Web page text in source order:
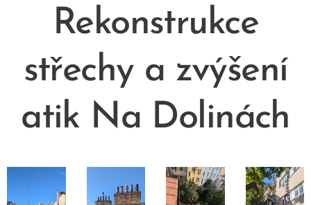
Rekonstrukce
střechy a zvýšení
atik Na Dolinách